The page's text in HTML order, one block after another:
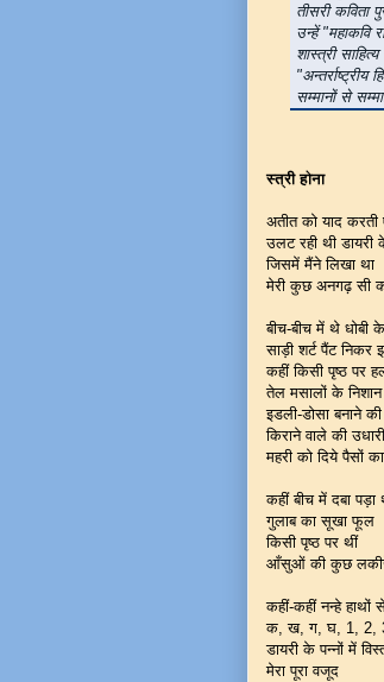
तीसरी कविता
उन्हें "महाकवि
शास्त्री
"अन्तर्राष्ट्रीय
सम्मानों से
स्त्री होना
अतीत को याद करती
उलट रही थी डायरी
जिसमें मैंने लिखा था
मेरी कुछ अनगढ़ सी
बीच-बीच में थे धोबी
साड़ी शर्ट पैंट निकर
कहीं किसी पृष्ठ पर
तेल मसालों के निशान
इडली-डोसा बनाने की
किराने वाले की उधारी
महरी को दिये पैसों
कहीं बीच में दबा पड़ा
गुलाब का सूखा फूल
किसी पृष्ठ पर थीं
आँसुओं की कुछ
कहीं-कहीं नन्हे हाथों
क, ख, ग, घ, 1, 2,
डायरी के पन्नों में
मेरा पूरा वजूद